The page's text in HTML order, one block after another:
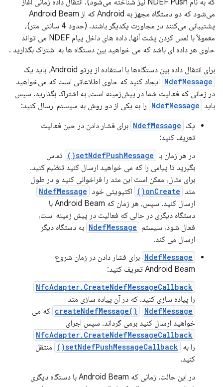
که به نام NDEF Push نیز شناخته می‌شود). انتقال داده زمانی آغاز
می‌شود که دو دستگاه مجهز به Android که از Android Beam
پشتیبانی می‌کنند در مجاورت یکدیگر باشند. (حدود 4 سانتی متر)،
معمولاً با لمس کردن پشت آنها، داده های داخل پیام NDEF می تواند
حاوی هر داده ای باشد که می خواهید بین دستگاه ها به اشتراک بگذارید .
برای انتقال داده بین دستگاه‌ها با استفاده از پرتو Android، باید یک
NdefMessage ایجاد کنید که حاوی اطلاعاتی است که می‌خواهید
در زمانی که فعالیت شما در پیش‌زمینه است، به اشتراک بگذارید. سپس
باید NdefMessage را به یکی از دو روش به سیستم ارسال کنید:
یک NdefMessage برای فشار دادن در حین فعالیت
تعریف کنید:
در هر زمان با setNdefPushMessage()
تماس
بگیرید تا پیامی را که می خواهید ارسال کنید تنظیم کنید.
برای مثال، ممکن است این متد را فراخوانی کنید و در طول
متد onCreate() اکتیویتی خود NdefMessage
ارسال کنید. سپس، هر زمان که Android Beam با
دستگاه دیگری در حالی که فعالیت در پیش زمینه است،
فعال شود، سیستم NdefMessage به دستگاه دیگر
ارسال می کند.
NdefMessage برای فشار دادن در زمان شروع
Android Beam تعریف کنید:
NfcAdapter.CreateNdefMessageCallback
را پیاده سازی کنید، که در آن پیاده سازی متد
createNdefMessage() NdefMessage
که می
خواهید ارسال کنید برمی گرداند. سپس اجرای
NfcAdapter.CreateNdefMessageCallback
را به setNdefPushMessageCallback()
منتقل
کنید.
در این حالت، زمانی که Android Beam با دستگاه دیگری